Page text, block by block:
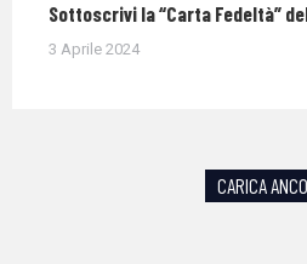
Sottoscrivi la “Carta Fedeltà”
3 Aprile 2024
CARICA